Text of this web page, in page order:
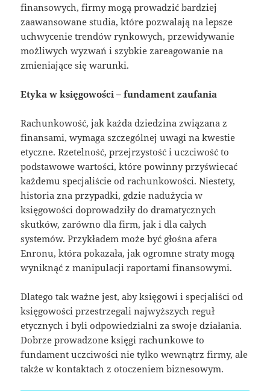
finansowych, firmy mogą prowadzić bardziej
zaawansowane studia, które pozwalają na lepsze
uchwycenie trendów rynkowych, przewidywanie
możliwych wyzwań i szybkie zareagowanie na
zmieniające się warunki.
Etyka w księgowości – fundament zaufania
Rachunkowość, jak każda dziedzina związana z
finansami, wymaga szczególnej uwagi na kwestie
etyczne. Rzetelność, przejrzystość i uczciwość to
podstawowe wartości, które powinny przyświecać
każdemu specjaliście od rachunkowości. Niestety,
historia zna przypadki, gdzie nadużycia w
księgowości doprowadziły do dramatycznych
skutków, zarówno dla firm, jak i dla całych
systemów. Przykładem może być głośna afera
Enronu, która pokazała, jak ogromne straty mogą
wyniknąć z manipulacji raportami finansowymi.
Dlatego tak ważne jest, aby księgowi i specjaliści od
księgowości przestrzegali najwyższych reguł
etycznych i byli odpowiedzialni za swoje działania.
Dobrze prowadzone księgi rachunkowe to
fundament uczciwości nie tylko wewnątrz firmy, ale
także w kontaktach z otoczeniem biznesowym.